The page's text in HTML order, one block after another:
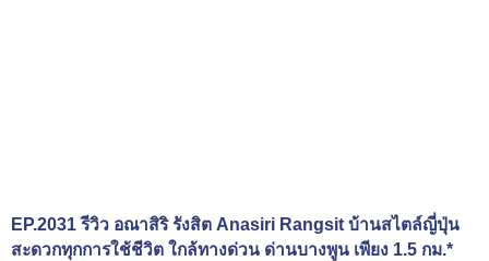
EP.2031 รีวิว อณาสิริ รังสิต Anasiri Rangsit บ้านสไตล์ญี่ปุ่น
สะดวกทุกการใช้ชีวิต ใกล้ทางด่วน ด่านบางพูน เพียง 1.5 กม.*